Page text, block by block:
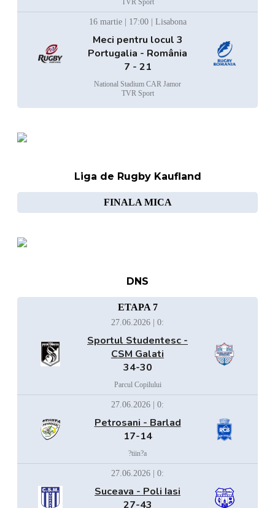
16 martie | 17:00 | Lisabona
Meci pentru locul 3
Portugalia - România
7 - 21
National Stadium CAR Jamor
TVR Sport
Liga de Rugby Kaufland
FINALA MICA
DNS
ETAPA 7
27.06.2026 | 0:
Sportul Studentesc -
CSM Galati
34-30
Parcul Copilului
27.06.2026 | 0:
Petrosani - Barlad
17-14
?tiin?a
27.06.2026 | 0:
Suceava - Poli Iasi
27-43